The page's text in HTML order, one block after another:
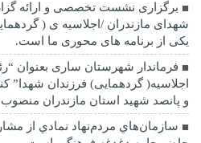
برگزاری نشست تخصصی و ارائه
شهدای مازندران /اجلاسیه ی (
یکی از برنامه های محوری ما است.
فرماندار شهرستان ساری بعنوان
اجلاسیه( گردهمایی) فرزندان شهدا”
و پانصد شهید استان مازندران
سازمان‌هاي مردم‌نهاد نمادي از